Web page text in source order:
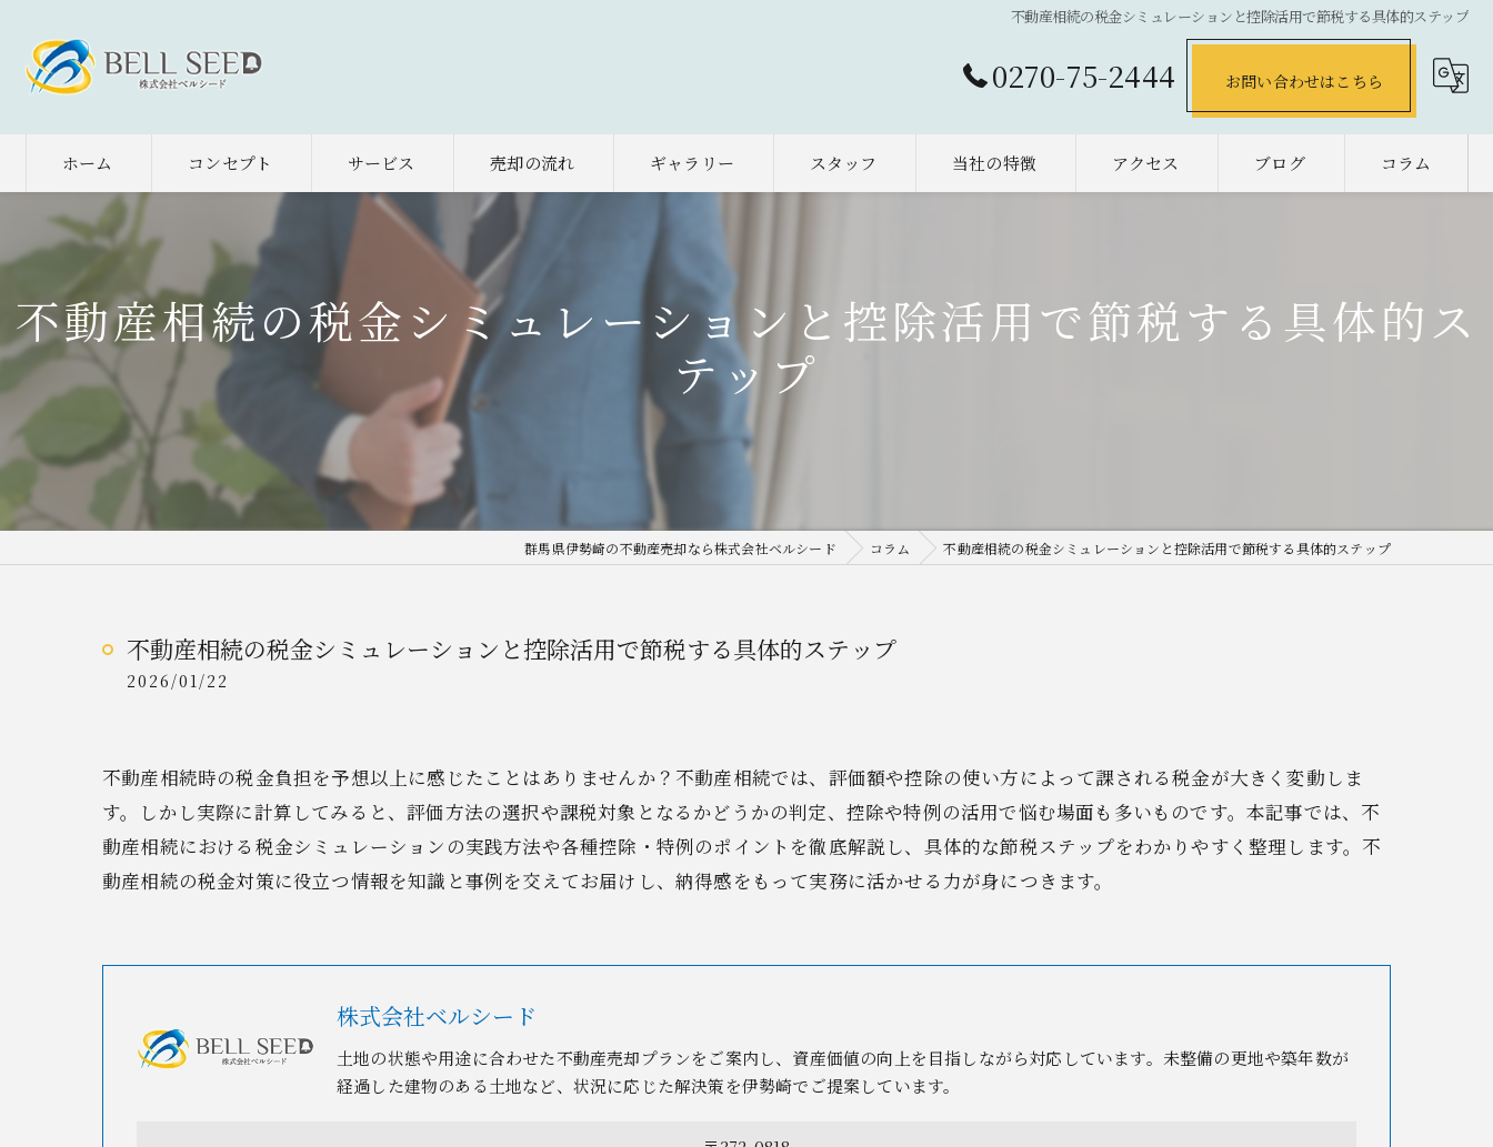
不動産相続の税金シミュレーションと控除活用で節税する具体的ステップ
0270-75-2444 お問い合わせはこちら
ホーム コンセプト サービス 売却の流れ ギャラリー スタッフ 当社の特徴
相続
アクセス ブログ コラム
不動産相続の税金シミュレーションと控除活用で節税する具体的ス
テップ
群馬県伊勢崎の不動産売却なら株式会社ベルシード コラム 不動産相続の税金シミュレーションと控除活用で節税する具体的ステップ
不動産相続の税金シミュレーションと控除活用で節税する具体的ステップ
2026/01/22
不動産相続時の税金負担を予想以上に感じたことはありませんか？不動産相続では、評価額や控除の使い方によって課される税金が大きく変動しま
す。しかし実際に計算してみると、評価方法の選択や課税対象となるかどうかの判定、控除や特例の活用で悩む場面も多いものです。本記事では、不
動産相続における税金シミュレーションの実践方法や各種控除・特例のポイントを徹底解説し、具体的な節税ステップをわかりやすく整理します。不
動産相続の税金対策に役立つ情報を知識と事例を交えてお届けし、納得感をもって実務に活かせる力が身につきます。
株式会社ベルシード
土地の状態や用途に合わせた不動産売却プランをご案内し、資産価値の向上を目指しながら対応しています。未整備の更地や築年数が
経過した建物のある土地など、状況に応じた解決策を伊勢崎でご提案しています。